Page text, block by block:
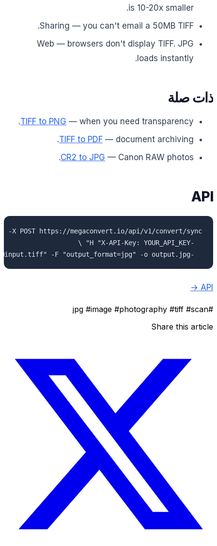
is 10-20x smaller.
Sharing — you can't email a 50MB TIFF.
Web — browsers don't display TIFF. JPG
loads instantly.
ذات صلة
TIFF to PNG — when you need transparency.
TIFF to PDF — document archiving.
CR2 to JPG — Canon RAW photos.
API
  -F "file=@input.tiff" -F "output_format=jpg" -o output.jpg
API →
#jpg
#image #photography #tiff #scan
Share this article